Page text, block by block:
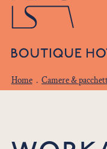
Home . Camere &